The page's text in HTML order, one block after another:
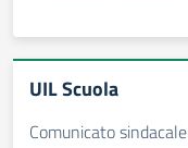
UIL Scuola
Comunicato sindacale